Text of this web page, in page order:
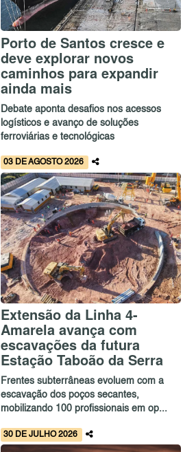
Porto de Santos cresce e
deve explorar novos
caminhos para expandir
ainda mais
Debate aponta desafios nos acessos
logísticos e avanço de soluções
ferroviárias e tecnológicas
03 DE AGOSTO 2026
Extensão da Linha 4-
Amarela avança com
escavações da futura
Estação Taboão da Serra
Frentes subterrâneas evoluem com a
escavação dos poços secantes,
mobilizando 100 profissionais em op...
30 DE JULHO 2026